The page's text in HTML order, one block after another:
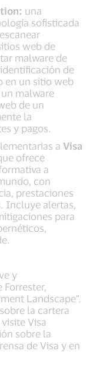
una
sofisticada
web de
malware de
de
en un sitio web
malware
de un
la
y pagos.
a Visa
ofrece
a
con
prestaciones
Incluye alertas,
para
y
Landscape”.
la cartera
Visa
sobre la
de Visa y en